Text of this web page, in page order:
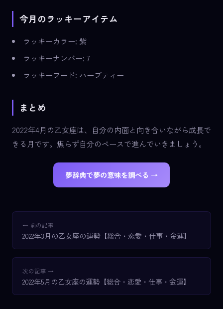
今月のラッキーアイテム
ラッキーカラー: 紫
ラッキーナンバー: 7
ラッキーフード: ハーブティー
まとめ
2022年4月の乙女座は、自分の内面と向き合いながら成長で
きる月です。焦らず自分のペースで進んでいきましょう。
夢辞典で夢の意味を調べる →
← 前の記事
2022年3月の乙女座の運勢【総合・恋愛・仕事・金運】
次の記事 →
2022年5月の乙女座の運勢【総合・恋愛・仕事・金運】